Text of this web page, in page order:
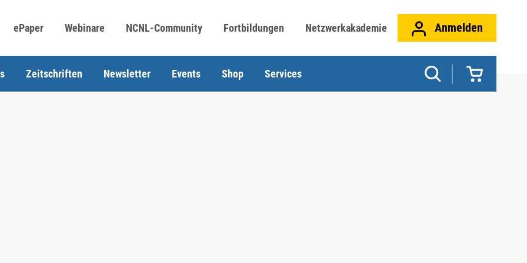
ePaper Webinare NCNL-Community Fortbildungen Netzwerkakademie Anmelden
Zeitschriften Newsletter Events Shop Services